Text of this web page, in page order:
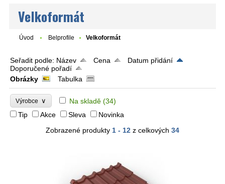
Velkoformát
Úvod Belprofile Velkoformát
Seřadit podle: Název Cena
Datum přidání
Doporučené pořadí
Obrázky
Tabulka
Výrobce ∨ Na skladě (34)
Tip
Akce Sleva
Novinka
Zobrazené produkty 1 - 12 z celkových 34